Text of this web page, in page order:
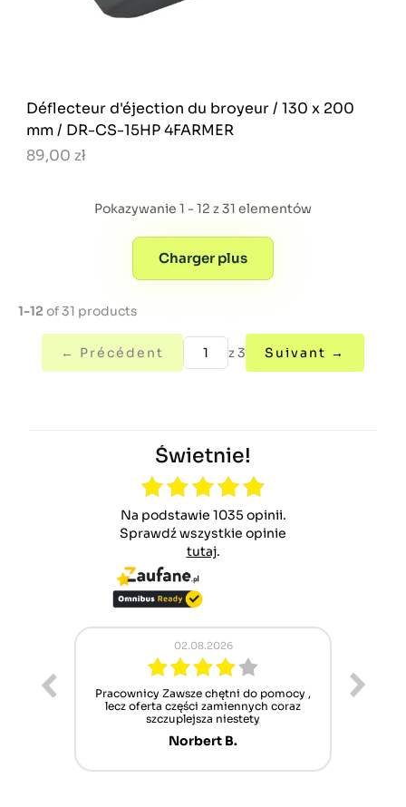
Déflecteur d'éjection du broyeur / 130 x 200
mm / DR-CS-15HP 4FARMER
89,00 zł
Pokazywanie 1 - 12 z 31 elementów
Charger plus
1-12 of 31 products
← Précédent z 3 Suivant →
Świetnie!
Na podstawie 1035 opinii.
Sprawdź wszystkie opinie
tutaj.
02.08.2026
Pracownicy Zawsze chętni do pomocy ,
lecz oferta części zamiennych coraz
szczuplejsza niestety
Norbert B.